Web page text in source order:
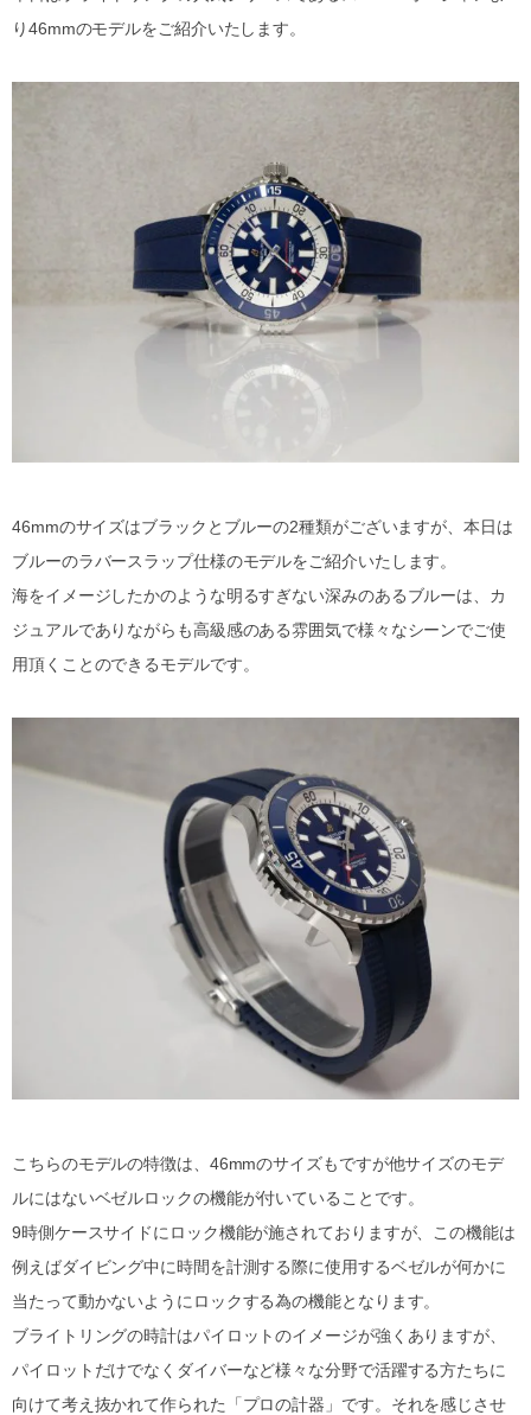
り46mmのモデルをご紹介いたします。
46mmのサイズはブラックとブルーの2種類がございますが、本日は
ブルーのラバースラップ仕様のモデルをご紹介いたします。
海をイメージしたかのような明るすぎない深みのあるブルーは、カ
ジュアルでありながらも高級感のある雰囲気で様々なシーンでご使
用頂くことのできるモデルです。
こちらのモデルの特徴は、46mmのサイズもですが他サイズのモデ
ルにはないベゼルロックの機能が付いていることです。
9時側ケースサイドにロック機能が施されておりますが、この機能は
例えばダイビング中に時間を計測する際に使用するベゼルが何かに
当たって動かないようにロックする為の機能となります。
ブライトリングの時計はパイロットのイメージが強くありますが、
パイロットだけでなくダイバーなど様々な分野で活躍する方たちに
向けて考え抜かれて作られた「プロの計器」です。それを感じさせ